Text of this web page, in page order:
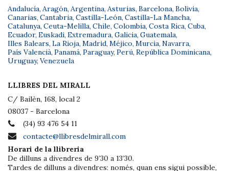
Andalucía, Aragón, Argentina, Asturias, Barcelona, Bolivia,
Canarias, Cantabria, Castilla-León, Castilla-La Mancha,
Catalunya, Ceuta-Melilla, Chile, Colombia, Costa Rica, Cuba,
Ecuador, Euskadi, Extremadura, Galicia, Guatemala,
Illes Balears, La Rioja, Madrid, Méjico, Murcia, Navarra,
País Valencià, Panamá, Paraguay, Perú, República Dominicana,
Uruguay, Venezuela
LLIBRES DEL MIRALL
C/ Bailèn, 168, local 2
08037 - Barcelona
(34) 93 476 54 11
contacte@llibresdelmirall.com
Horari de la llibreria
De dilluns a divendres de 9’30 a 13’30.
Tardes de dilluns a divendres: només, quan ens sigui possible,